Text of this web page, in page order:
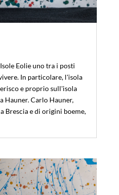
Eolie uno tra i posti
In particolare, l'isola
e proprio sull'isola
Hauner. Carlo Hauner,
Brescia e di origini boeme,